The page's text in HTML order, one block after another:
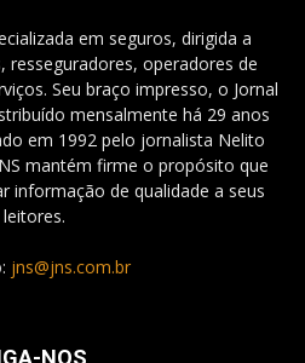
em seguros, dirigida a
resseguradores, operadores de
Seu braço impresso, o Jornal
mensalmente há 29 anos
em 1992 pelo jornalista Nelito
mantém firme o propósito que
informação de qualidade a seus
leitores.
jns@jns.com.br
NOS